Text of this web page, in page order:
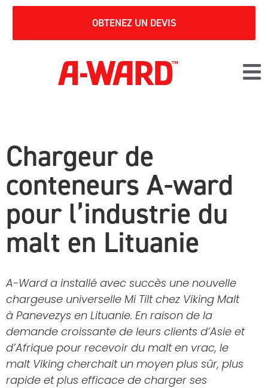
OBTENEZ UN DEVIS
Chargeur de
conteneurs A-ward
pour l’industrie du
malt en Lituanie
A-Ward a installé avec succès une nouvelle
chargeuse universelle Mi Tilt chez Viking Malt
à Panevezys en Lituanie. En raison de la
demande croissante de leurs clients d’Asie et
d’Afrique pour recevoir du malt en vrac, le
malt Viking cherchait un moyen plus sûr, plus
rapide et plus efficace de charger ses